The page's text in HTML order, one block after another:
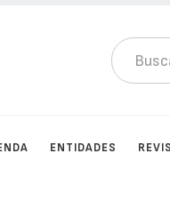
ENTIDADES